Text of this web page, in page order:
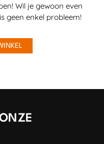
Wil je gewoon even
geen enkel probleem!